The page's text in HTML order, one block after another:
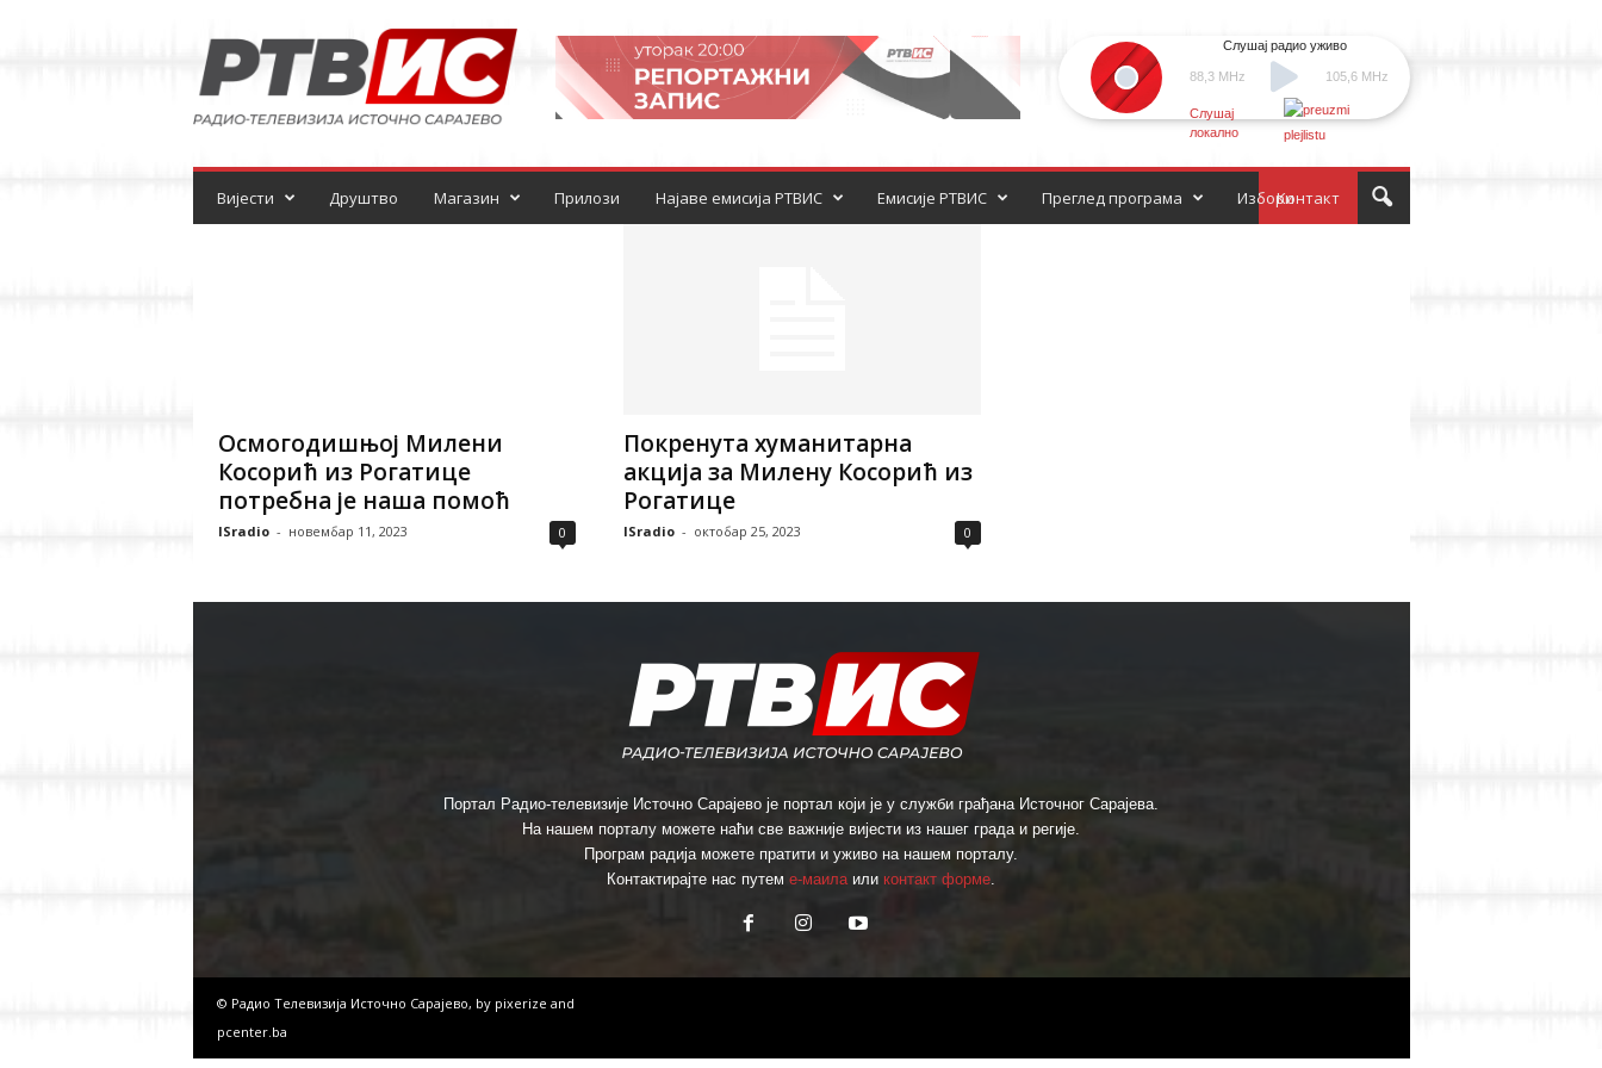
и
о
т
л
88,3 MHz
Слушај радио уживо
105,6 MHz
Слушај
локално
Вијести Друштво Магазин Прилози Најаве емисија РТВИС Емисије РТВИС Контакт
Преглед програма Избори
Осмогодишњој Милени
Косорић из Рогатице
потребна је наша помоћ
ISradio - новембар 11, 2023 0
Покренута хуманитарна
акција за Милену Косорић из
Рогатице
ISradio - октобар 25, 2023 0
Портал Радио-телевизије Источно Сарајево је портал који је у служби грађана Источног Сарајева.
На нашем порталу можете наћи све важније вијести из нашег града и регије.
Програм радија можете пратити и уживо на нашем порталу.
Контактирајте нас путем е-маилаили контакт форме.
© Радио Телевизија Источно Сарајево, by pixerize and
pcenter.ba